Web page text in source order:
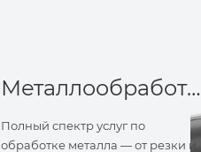
Металлообработка
Полный спектр услуг по
обработке металла — от резки и